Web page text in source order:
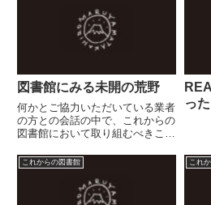
図書館にみる未開の荒野
何かとご協力いただいている業者
の方との会話の中で、これからの
図書館において取り組むべきこと
ていることを、お互いに確認する
に至った。未開の荒野その１ 郷
土資料から地域資料、地域情報そ
して［地域コンテンツ］を図書
っ
これからの図書館 これ